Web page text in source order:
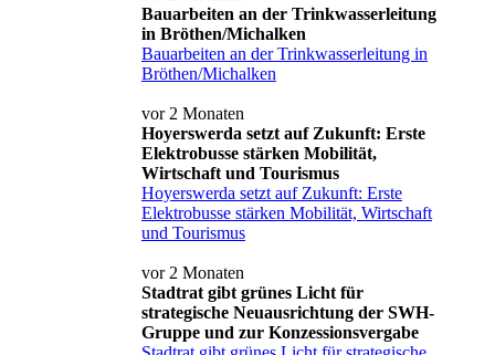
Bauarbeiten an der Trinkwasserleitung
in Bröthen/Michalken
Bauarbeiten an der Trinkwasserleitung in
Bröthen/Michalken
vor 2 Monaten
Hoyerswerda setzt auf Zukunft: Erste
Elektrobusse stärken Mobilität,
Wirtschaft und Tourismus
Hoyerswerda setzt auf Zukunft: Erste
Elektrobusse stärken Mobilität, Wirtschaft
und Tourismus
vor 2 Monaten
Stadtrat gibt grünes Licht für
strategische Neuausrichtung der SWH-
Gruppe und zur Konzessionsvergabe